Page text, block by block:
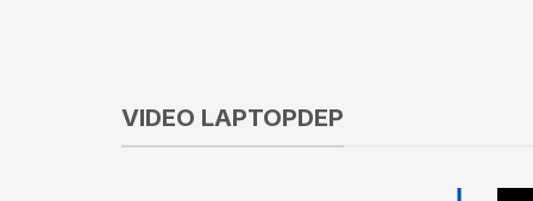
VIDEO LAPTOPDEP